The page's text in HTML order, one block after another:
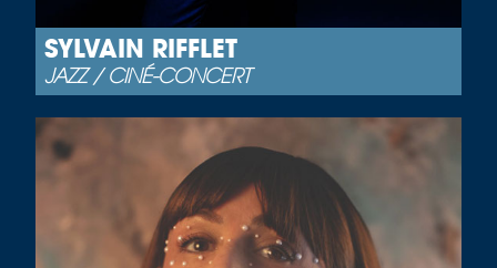
SYLVAIN RIFFLET
JAZZ / CINÉ-CONCERT